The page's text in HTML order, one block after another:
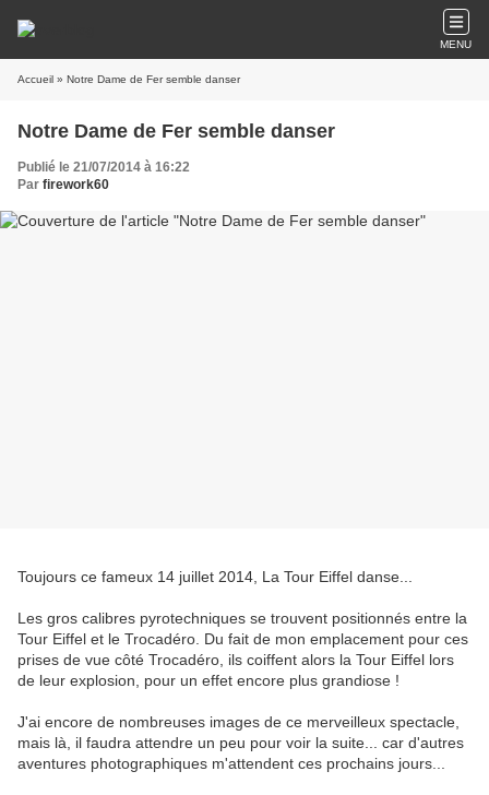
MENU
Accueil » Notre Dame de Fer semble danser
Notre Dame de Fer semble danser
Publié le 21/07/2014 à 16:22
Par firework60
Toujours ce fameux 14 juillet 2014, La Tour Eiffel danse...
Les gros calibres pyrotechniques se trouvent positionnés entre la
Tour Eiffel et le Trocadéro. Du fait de mon emplacement pour ces
prises de vue côté Trocadéro, ils coiffent alors la Tour Eiffel lors
de leur explosion, pour un effet encore plus grandiose !
J'ai encore de nombreuses images de ce merveilleux spectacle,
mais là, il faudra attendre un peu pour voir la suite... car d'autres
aventures photographiques m'attendent ces prochains jours...